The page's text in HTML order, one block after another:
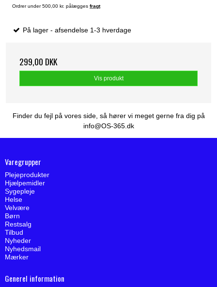
Ordrer under 500,00 kr. pålægges fragt
På lager - afsendelse 1-3 hverdage
299,00 DKK
Vis produkt
Finder du fejl på vores side, så hører vi meget gerne fra dig på
info@OS-365.dk
Varegrupper
Plejeprodukter
Hjælpemidler
Sygepleje
Helse
Velvære
Børn
Restsalg
Tilbud
Nyheder
Nyhedsmail
Mærker
Generel information